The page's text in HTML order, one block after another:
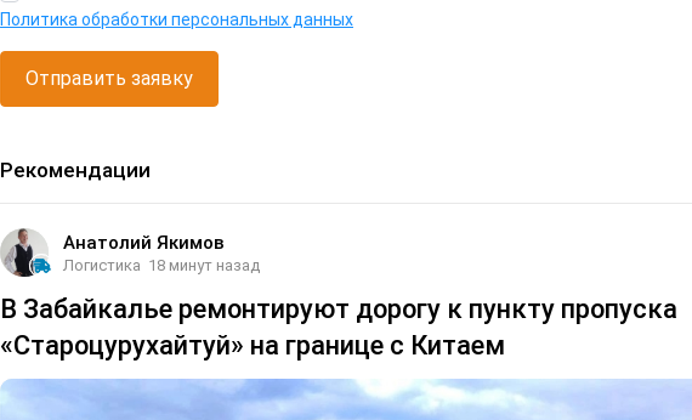
Политика обработки персональных данных
Отправить заявку
Рекомендации
Анатолий Якимов
Логистика 18 минут назад
В Забайкалье ремонтируют дорогу к пункту пропуска
«Староцурухайтуй» на границе с Китаем